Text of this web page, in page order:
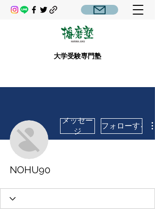
大学受験専門塾
メッセー
ジ
フォローする
NOHU90